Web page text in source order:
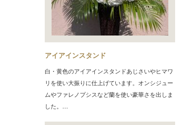
アイアインスタンド
白・黄色のアイアインスタンドあじさいやヒマワ
リを使い大振りに仕上げています。オンシジュー
ムやファレノプシスなど蘭を使い豪華さを出しま
した。…